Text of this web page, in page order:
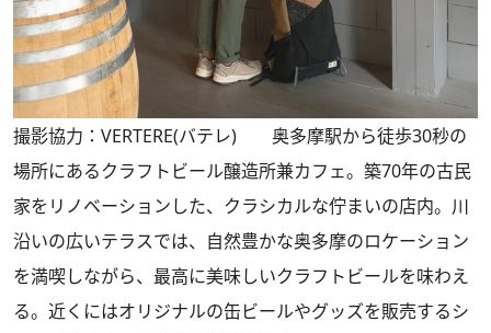
撮影協力：VERTERE(バテレ) 奥多摩駅から徒歩30秒の
場所にあるクラフトビール醸造所兼カフェ。築70年の古民
家をリノベーションした、クラシカルな佇まいの店内。川
沿いの広いテラスでは、自然豊かな奥多摩のロケーション
を満喫しながら、最高に美味しいクラフトビールを味わえ
る。近くにはオリジナルの缶ビールやグッズを販売するシ